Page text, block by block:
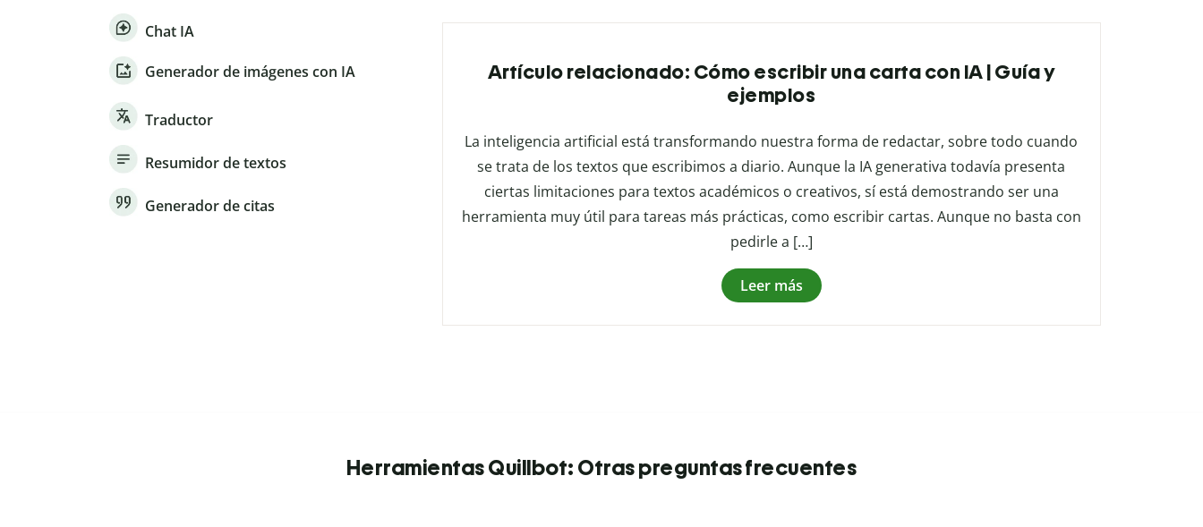
Chat IA
Generador de imágenes con IA
Traductor
Resumidor de textos
Generador de citas
Artículo relacionado: Cómo escribir una carta con IA | Guía y
ejemplos
La inteligencia artificial está transformando nuestra forma de redactar, sobre todo cuando
se trata de los textos que escribimos a diario. Aunque la IA generativa todavía presenta
ciertas limitaciones para textos académicos o creativos, sí está demostrando ser una
herramienta muy útil para tareas más prácticas, como escribir cartas. Aunque no basta con
pedirle a […]
Leer más
Herramientas Quillbot: Otras preguntas frecuentes